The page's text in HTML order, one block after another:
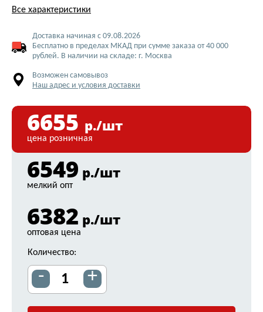
Все характеристики
Доставка начиная с 09.08.2026
Бесплатно в пределах МКАД при сумме заказа от 40 000
рублей. В наличии на складе: г. Москва
Возможен самовывоз
Наш адрес и условия доставки
6655 р./шт
цена розничная
6549 р./шт
мелкий опт
6382 р./шт
оптовая цена
Количество:
- +